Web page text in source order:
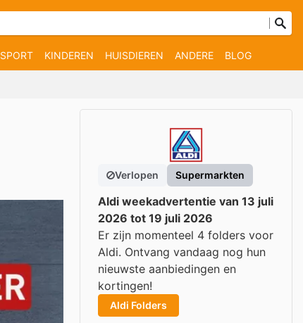
SPORT KINDEREN HUISDIEREN ANDERE BLOG
Verlopen Supermarkten
Aldi weekadvertentie van 13 juli
2026 tot 19 juli 2026
Er zijn momenteel 4 folders voor
Aldi. Ontvang vandaag nog hun
nieuwste aanbiedingen en
kortingen!
Aldi Folders